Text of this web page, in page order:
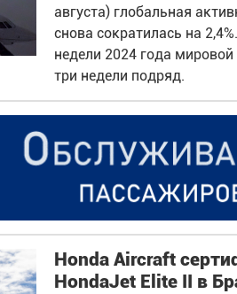
августа) глобальная
снова сократилась на
недели 2024 года
три недели подряд.
Honda Aircraft
HondaJet Elite II в